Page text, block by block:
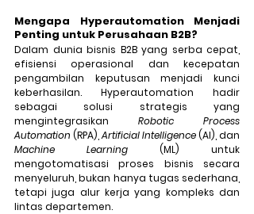
Mengapa Hyperautomation Menjadi
Penting untuk Perusahaan B2B?
Dalam dunia bisnis B2B yang serba cepat,
efisiensi operasional dan kecepatan
pengambilan keputusan menjadi kunci
keberhasilan. Hyperautomation hadir
sebagai solusi strategis yang
mengintegrasikan Robotic Process
Automation (RPA), Artificial Intelligence
Machine Learning (ML) untuk
mengotomatisasi proses bisnis secara
menyeluruh, bukan hanya tugas sederhana,
tetapi juga alur kerja yang kompleks dan
lintas departemen.